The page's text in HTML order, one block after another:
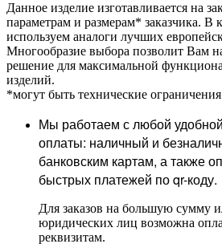
Данное изделие изготавливается на
параметрам и размерам* заказчика. В
используем аналоги лучших
Многообразие выбора позволит Вам
решение для максимальной
изделий.
*могут быть технические ограничения
Мы работаем с любой
оплаты: наличный и
банковским картам, а также
быстрых платежей по qr-коду.
Для заказов на большую сумму
юридических лиц возможна
реквизитам.